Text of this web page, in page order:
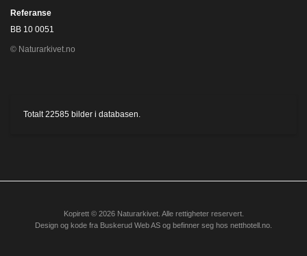
Referanse
BB 10 0051
© Naturarkivet.no
Totalt 22585 bilder i databasen.
Kopirett © 2026 Naturarkivet. Alle rettigheter reservert.
Design og kode fra Buskerud Web AS og befinner seg hos netthotell.no